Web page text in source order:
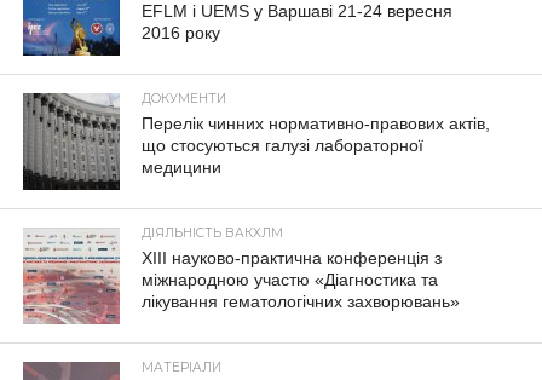
EFLM і UEMS у Варшаві 21-24 вересня
2016 року
ДОКУМЕНТИ
Перелік чинних нормативно-правових актів,
що стосуються галузі лабораторної
медицини
ДІЯЛЬНІСТЬ ВАКХЛМ
XIII науково-практична конференція з
міжнародною участю «Діагностика та
лікування гематологічних захворювань»
МАТЕРІАЛИ